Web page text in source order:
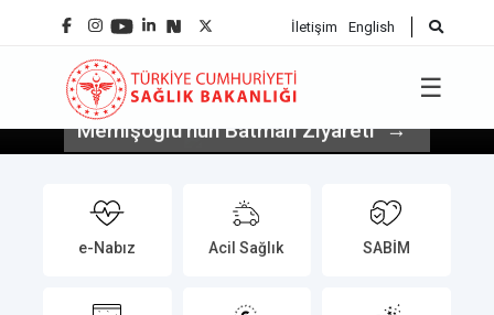
İletişim English
☰
Sağlık Bakanı Prof. Dr. Kemal
Memişoğlu’nun Batman Ziyareti
e-Nabız Acil Sağlık SABİM